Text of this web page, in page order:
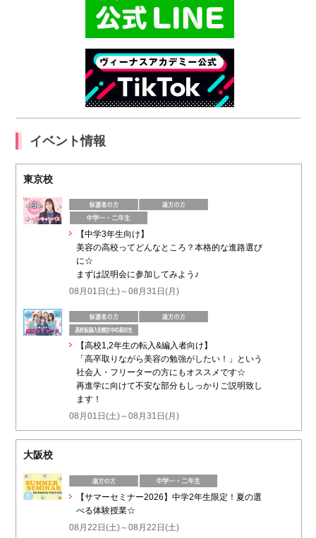
イベント情報
東京校
【中学3年生向け】
美容の高校ってどんなところ？本格的な進路選び
に☆
まずは説明会に参加してみよう♪
08月01日(土)～08月31日(月)
【高校1,2年生の転入&編入者向け】
「高卒取りながら美容の勉強がしたい！」という
社会人・フリーターの方にもオススメです☆
再進学に向けて不安な部分もしっかりご説明致し
ます！
08月01日(土)～08月31日(月)
大阪校
【サマーセミナー2026】中学2年生限定！夏の選
べる体験授業☆
08月22日(土)～08月22日(土)